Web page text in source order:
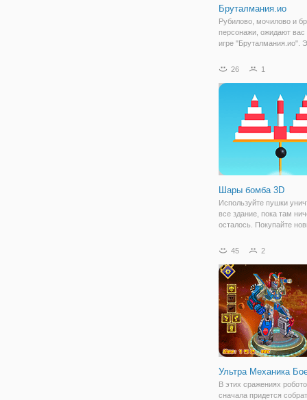
Бруталмания.ио
Рубилово, мочилово и
персонажи, ожидают вас
игре "Бруталмания.ио".
сражаться за
серьезная битва за
26 1
Шары бомба 3D
Используйте пушки
все здание, пока там
осталось. Покупайте
45
2
Ультра Механика
В этих сражениях
сначала придется